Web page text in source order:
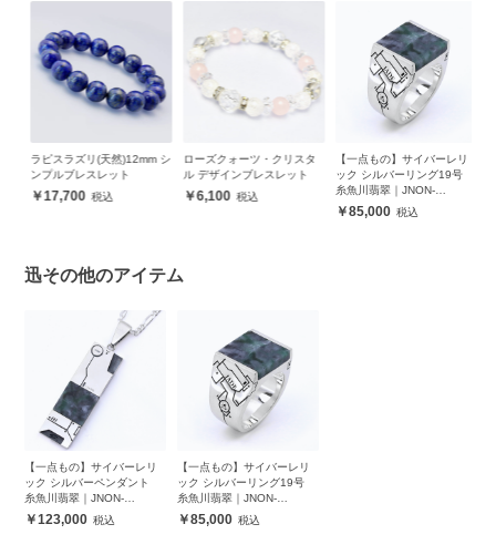
ラピスラズリ(天然)12mm シ
ンプルブレスレット
17,700
ローズクォーツ・クリスタ
ル デザインブレスレット
6,100
【一点もの】サイバーレリ
ック シルバーリング19号
糸魚川翡翠｜JNON-
JS0021195
85,000
迅その他のアイテム
【一点もの】サイバーレリ
ック シルバーペンダント
糸魚川翡翠｜JNON-
JS0081195
123,000
【一点もの】サイバーレリ
ック シルバーリング19号
糸魚川翡翠｜JNON-
JS0021195
85,000